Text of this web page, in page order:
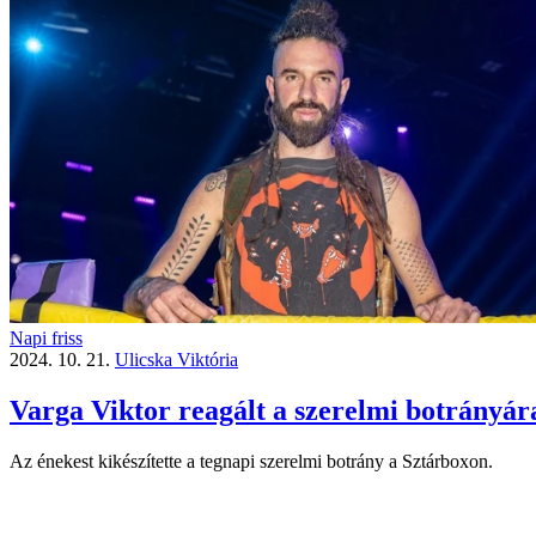
Napi friss
2024. 10. 21. Ulicska Viktória
Varga Viktor reagált a szerelmi
Az énekest kikészítette a tegnapi szerelmi botrány a Sztárboxon.